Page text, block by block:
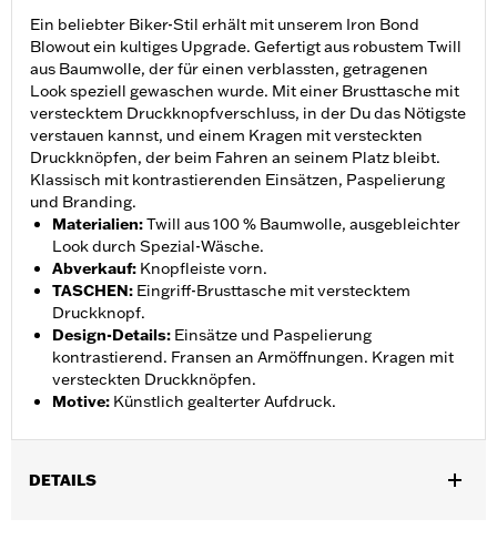
Ein beliebter Biker-Stil erhält mit unserem Iron Bond
Blowout ein kultiges Upgrade. Gefertigt aus robustem Twill
aus Baumwolle, der für einen verblassten, getragenen
Look speziell gewaschen wurde. Mit einer Brusttasche mit
verstecktem Druckknopfverschluss, in der Du das Nötigste
verstauen kannst, und einem Kragen mit versteckten
Druckknöpfen, der beim Fahren an seinem Platz bleibt.
Klassisch mit kontrastierenden Einsätzen, Paspelierung
und Branding.
Materialien:Twill aus 100 % Baumwolle, ausgebleichter
Look durch Spezial-Wäsche.
Abverkauf: Knopfleiste vorn.
TASCHEN: Eingriff-Brusttasche mit verstecktem
Druckknopf.
Design-Details: Einsätze und Paspelierung
kontrastierend. Fransen an Armöffnungen. Kragen mit
versteckten Druckknöpfen.
Motive: Künstlich gealterter Aufdruck.
DETAILS